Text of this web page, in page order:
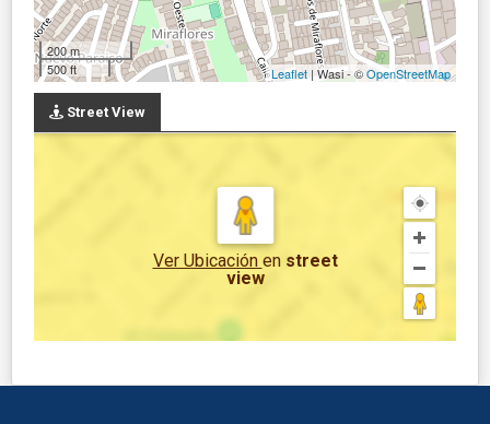
200 m
500 ft
Leaflet | Wasi - ©OpenStreetMap
Street View
Ver Ubicación en street
view